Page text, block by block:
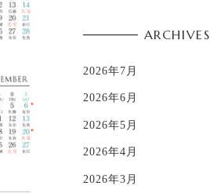
ARCHIVES
2026年7月
2026年6月
2026年5月
2026年4月
2026年3月